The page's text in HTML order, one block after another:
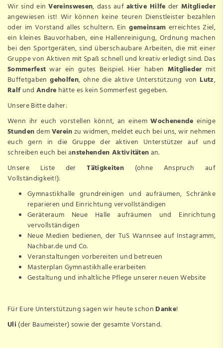
Wir sind einVereinswesen, dass aufaktive Hilfe der Mitglieder
angewiesen ist! Wir können keine teuren Dienstleister bezahlen
oder im Vorstand alles schultern. Eingemeinsam erreichtes Ziel,
ein kleines Bauvorhaben, eine Hallenreinigung, Ordnung machen
bei den Sportgeräten, sind überschaubare Arbeiten, die mit einer
Gruppe von Aktiven mit Spaß schnell und kreativ erledigt sind. Das
Sommerfest war ein gutes Beispiel. Hier haben Mitglieder mit
Buffetgabengeholfen, ohne die aktive Unterstützung von Lutz,
Ralf und Andre hätte es kein Sommerfest gegeben.
Unsere Bitte daher:
Wenn ihr euch vorstellen könnt, an einemWochenende einige
StundendemVereinzu widmen, meldet euch bei uns, wir nehmen
euch gern in die Gruppe der aktiven Unterstützer auf und
schreiben euch bei anstehenden Aktivitätenan.
Unsere Liste derTätigkeiten(ohne Anspruch auf
Vollständigkeit!):
Gymnastikhalle grundreinigen und aufräumen, Schränke
reparieren und Einrichtung vervollständigen
Geräteraum Neue Halle aufräumen und Einrichtung
vervollständigen
Neue Medien bedienen, der TuS Wannsee auf Instagramm,
Nachbar.de und Co.
Veranstaltungen vorbereiten und betreuen
Masterplan Gymnastikhalle erarbeiten
Gestaltung und inhaltliche Pflege unserer neuen Website
Für Eure Unterstützung sagen wir heute schon Danke!
Uli (der Baumeister) sowie der gesamteVorstand.